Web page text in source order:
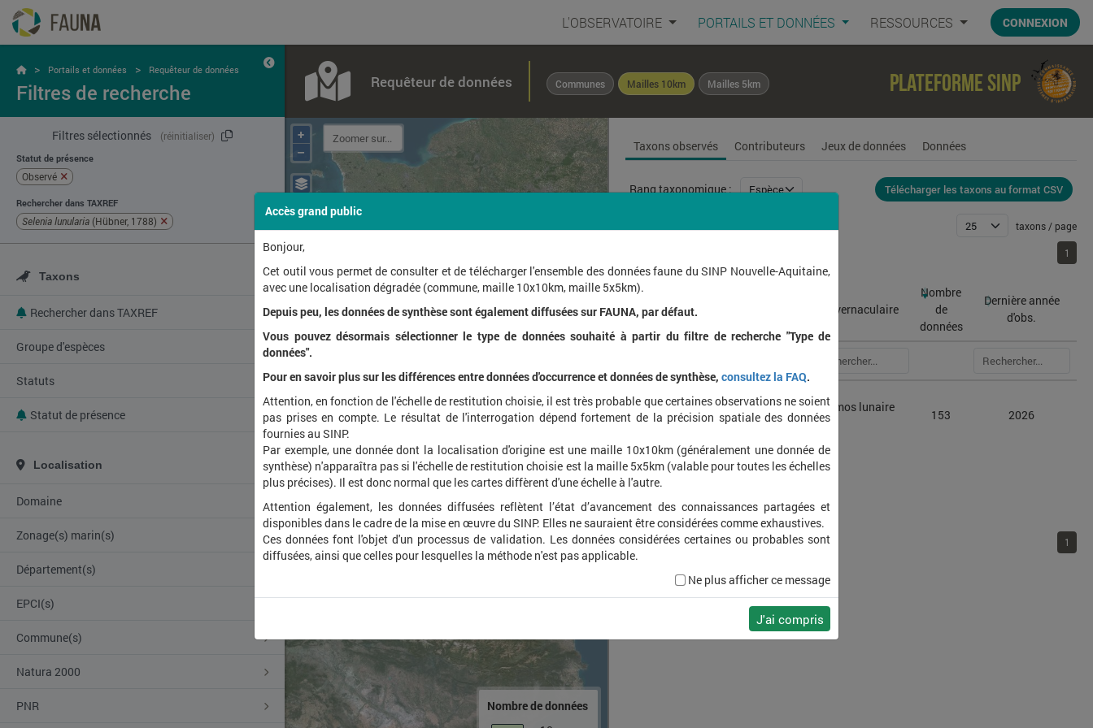
L'OBSERVATOIRE PORTAILS ET DONNÉES RESSOURCES CONNEXION
> Portails et données > Requêteur de données
Filtres de recherche
Filtres sélectionnés (réinitialiser)
Statut de présence
Observé
Rechercher dans TAXREF
Selenia lunularia (Hübner, 1788)
Taxons
Rechercher dans TAXREF
Groupe d'espèces
Statuts
Statut de présence
Localisation
Domaine
Zonage(s) marin(s)
Département(s)
EPCI(s)
Commune(s)
Natura 2000
PNR
Requêteur de données Communes Mailles 10km Mailles 5km Plateforme SINP
+
–
Nombre de données
Taxons observés Contributeurs Jeux de données Données
Rang taxonomique : Télécharger les taxons au format CSV
taxons / page
1
Nom vernaculaire
Nombre
de
données
Dernière année
d'obs.
Selenia lunularia
Ennomos lunaire
(L')
153 2026
1
Accès grand public
Bonjour,
Cet outil vous permet de consulter et de télécharger l'ensemble des données faune du SINP Nouvelle-Aquitaine,
avec une localisation dégradée (commune, maille 10x10km, maille 5x5km).
Depuis peu, les données de synthèse sont également diffusées sur FAUNA, par défaut.
Vous pouvez désormais sélectionner le type de données souhaité à partir du filtre de recherche "Type de
données".
Pour en savoir plus sur les différences entre données d'occurrence et données de synthèse, consultez la FAQ.
Attention, en fonction de l'échelle de restitution choisie, il est très probable que certaines observations ne soient
pas prises en compte. Le résultat de l'interrogation dépend fortement de la précision spatiale des données
fournies au SINP.
Par exemple, une donnée dont la localisation d'origine est une maille 10x10km (généralement une donnée de
synthèse) n'apparaîtra pas si l'échelle de restitution choisie est la maille 5x5km (valable pour toutes les échelles
plus précises). Il est donc normal que les cartes diffèrent d'une échelle à l'autre.
Attention également, les données diffusées reflètent l’état d’avancement des connaissances partagées et
disponibles dans le cadre de la mise en œuvre du SINP. Elles ne sauraient être considérées comme exhaustives.
Ces données font l'objet d'un processus de validation. Les données considérées certaines ou probables sont
diffusées, ainsi que celles pour lesquelles la méthode n'est pas applicable.
Ne plus afficher ce message
J'ai compris